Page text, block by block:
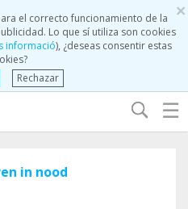
×
el correcto funcionamiento de la
Lo que sí utiliza son cookies
informació), ¿deseas consentir estas
Rechazar
☰
in nood